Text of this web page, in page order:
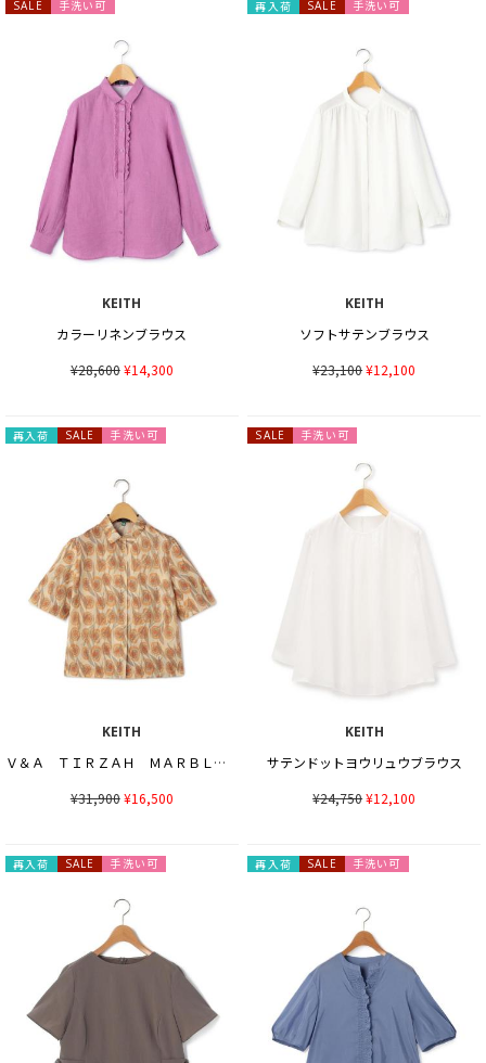
SALE 手洗い可
KEITH
カラーリネンブラウス
¥28,600¥14,300
再入荷 SALE 手洗い可
KEITH
ソフトサテンブラウス
¥23,100¥12,100
再入荷 SALE 手洗い可
KEITH
Ｖ＆Ａ ＴＩＲＺＡＨ ＭＡＲＢＬＥブラウス
¥31,900¥16,500
SALE 手洗い可
KEITH
サテンドットヨウリュウブラウス
¥24,750¥12,100
再入荷 SALE 手洗い可 再入荷 SALE 手洗い可